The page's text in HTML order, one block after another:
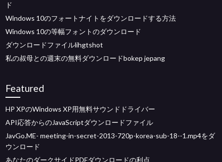
ド
Windows 10のフォートナイトをダウンロードする方法
Windows 10の等幅フォントのダウンロード
ダウンロードファイルlihgtshot
私の叔母との週末の無料ダウンロードbokep jepang
Featured
HP XPのWindows XP用無料サウンドドライバー
API応答からのJavaScriptダウンロードファイル
JavGo.ME- meeting-in-secret-2013-720p-korea-sub-18--1.mp4をダ
ウンロード
あなたのダークサイドPDFダウンロードの利点